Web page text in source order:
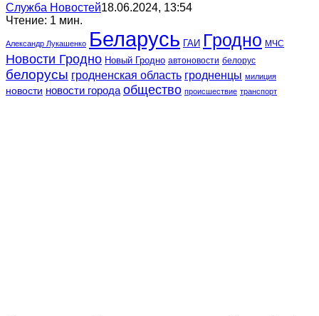
Служба Новостей18.06.2024, 13:54
Чтение: 1 мин.
Александр Лукашенко Беларусь ГАИ Гродно МЧС
Новости Гродно Новый Гродно автоновости белорус
белорусы гродненская область гродненцы милиция
новости новости города общество происшествие транспорт